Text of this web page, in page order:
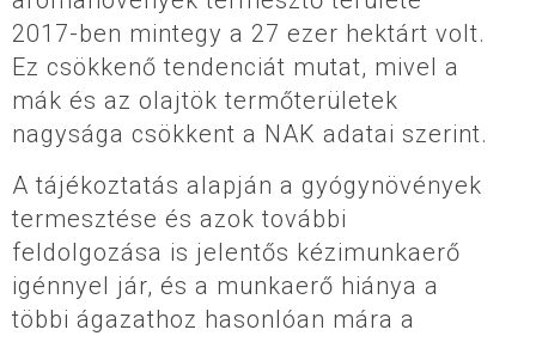
2017-ben mintegy a 27 ezer hektárt volt.
Ez csökkenő tendenciát mutat, mivel a
mák és az olajtök termőterületek
nagysága csökkent a NAK adatai szerint.
A tájékoztatás alapján a gyógynövények
termesztése és azok további
feldolgozása is jelentős kézimunkaerő
igénnyel jár, és a munkaerő hiánya a
többi ágazathoz hasonlóan mára a